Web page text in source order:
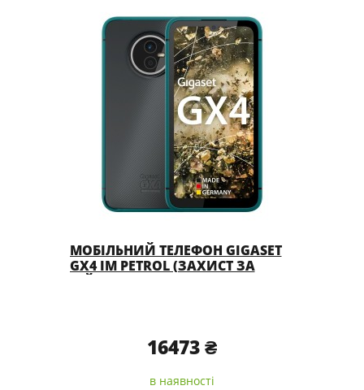
МОБІЛЬНИЙ ТЕЛЕФОН GIGASET
GX4 IM PETROL (ЗАХИСТ ЗА
16473 ₴
в наявності